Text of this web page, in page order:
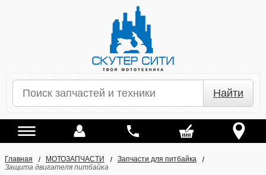
Найти
Главная МОТОЗАПЧАСТИ
Запчасти для питбайка
Защита двигателя питбайка